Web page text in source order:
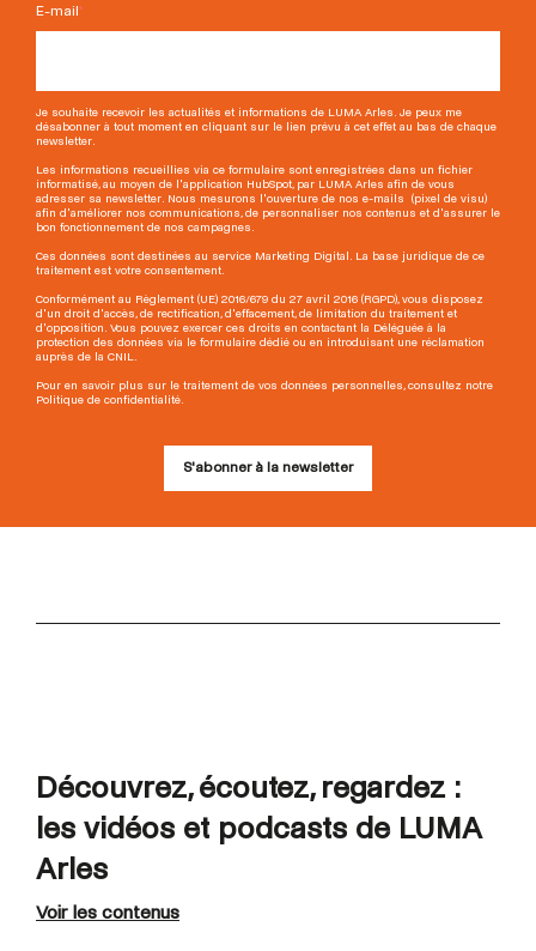
E-mail *
Je souhaite recevoir les actualités et informations de LUMA Arles. Je peux me
désabonner à tout moment en cliquant sur le lien prévu à cet effet au bas de chaque
newsletter.
Les informations recueillies via ce formulaire sont enregistrées dans un fichier
informatisé, au moyen de l'application HubSpot, par LUMA Arles afin de vous
adresser sa newsletter. Nous mesurons l'ouverture de nos e-mails (pixel de visu)
afin d'améliorer nos communications, de personnaliser nos contenus et d'assurer le
bon fonctionnement de nos campagnes.
Ces données sont destinées au service Marketing Digital. La base juridique de ce
traitement est votre consentement.
Conformément au Règlement (UE) 2016/679 du 27 avril 2016 (RGPD), vous disposez
d'un droit d'accès, de rectification, d'effacement, de limitation du traitement et
d'opposition. Vous pouvez exercer ces droits en contactant la Déléguée à la
protection des données via le formulaire dédié ou en introduisant une réclamation
auprès de la CNIL.
Pour en savoir plus sur le traitement de vos données personnelles, consultez notre
Politique de confidentialité.
Découvrez, écoutez, regardez :
les vidéos et podcasts de LUMA
Arles
Voir les contenus